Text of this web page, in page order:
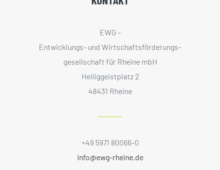
EWG -
Entwicklungs- und Wirtschaftsförderungs­
gesellschaft für Rheine mbH
Heiliggeistplatz 2
48431 Rheine
+49 5971 80066-0
info@ewg-rheine.de